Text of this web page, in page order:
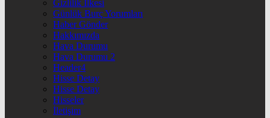
Gizlilik İlkesi
Günlük Burç Yorumları
Haber Gönder
Hakkımızda
Hava Durumu
Hava Durumu 2
Header4
Hisse Detay
Hisse Detay
Hisseler
İletişim